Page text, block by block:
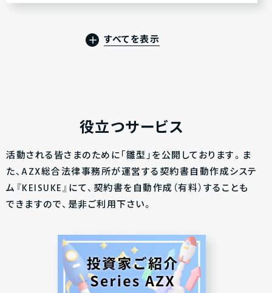
すべてを表示
役立つサービス
活動される皆さまのために「雛型」を公開しております。ま
た、AZX総合法律事務所が運営する契約書自動作成システ
ム『KEISUKE』にて、契約書を自動作成（有料）することも
できますので、是非ご利用下さい。